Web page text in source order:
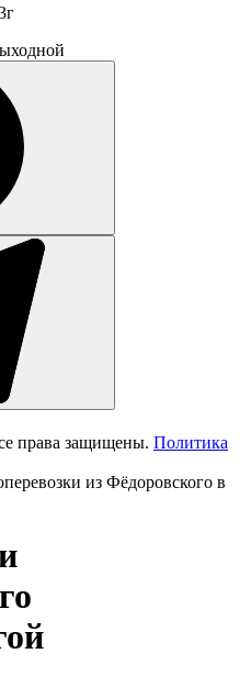
защищены. Политика
из Фёдоровского в